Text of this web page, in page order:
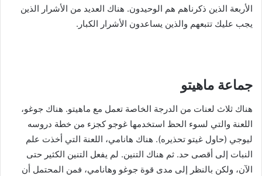
الأربعة الذين ذكرناهم هم الوحيدون. هناك العديد من الأشرار الذين
يجب عليك تتبعهم والذين يساعدون الأشرار الكبار.
جماعة ماهيتو
هناك ثلاث لعنات من الدرجة الخاصة تعمل مع ماهيتو. هناك جوغو،
اللعنة والتي لسوء الحظ استخدمها غوجو كجزء من خطة دروسه
ليوجي (حاول غيتو تحذيره). هناك هانامي، اللعنة التي أخذت علم
النبات إلى أقصى حد. ثم هناك التنين. لم يفعل التنين الكثير حتى
الآن، ولكن بالنظر إلى مدى قوة جوغو وهانامي، فمن المحتمل أن